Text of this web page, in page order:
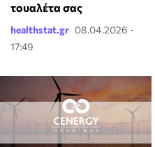
τουαλέτα σας
healthstat.gr 08.04.2026 -
17:49